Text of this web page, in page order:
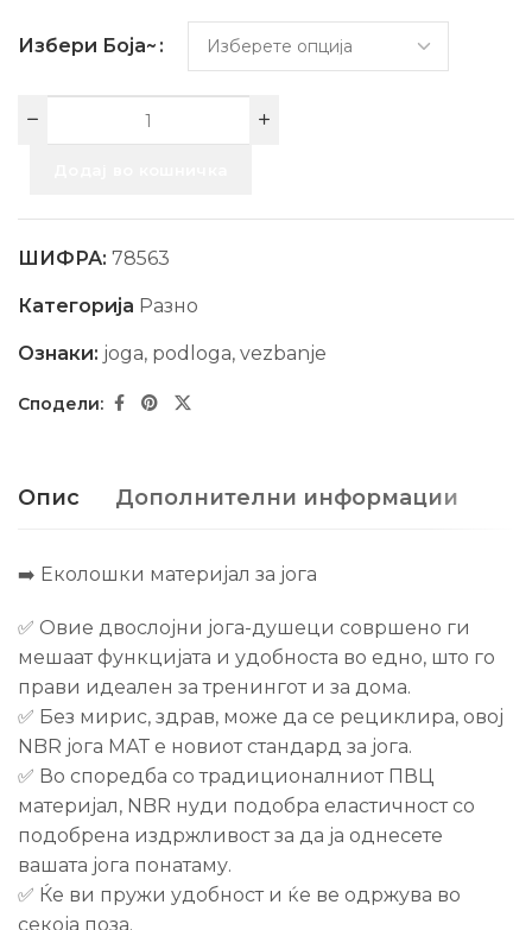
Избери Боја~
ШИФРА: 78563
Категорија Разно
Ознаки: joga, podloga, vezbanje
Опис Дополнителни информации
➡️ Еколошки материјал за јога
✅ Овие двослојни јога-душеци совршено ги
мешаат функцијата и удобноста во едно, што го
прави идеален за тренингот и за дома.
✅ Без мирис, здрав, може да се рециклира, овој
NBR јога МАТ е новиот стандард за јога.
✅ Во споредба со традиционалниот ПВЦ
материјал, NBR нуди подобра еластичност со
подобрена издржливост за да ја однесете
вашата јога понатаму.
✅ Ќе ви пружи удобност и ќе ве одржува во
секоја поза.